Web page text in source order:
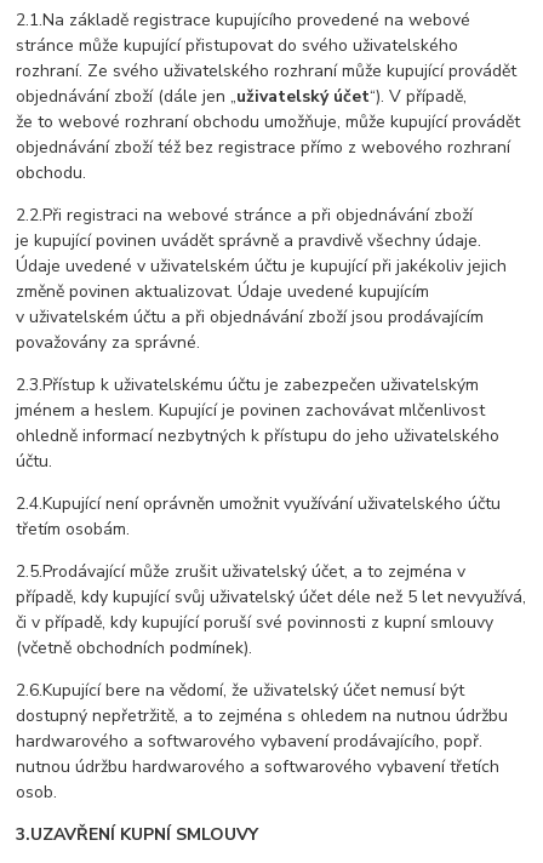
2.1.Na základě registrace kupujícího provedené na webové
stránce může kupující přistupovat do svého uživatelského
rozhraní. Ze svého uživatelského rozhraní může kupující provádět
objednávání zboží (dále jen „uživatelský účet“). V případě,
že to webové rozhraní obchodu umožňuje, může kupující provádět
objednávání zboží též bez registrace přímo z webového rozhraní
obchodu.
2.2.Při registraci na webové stránce a při objednávání zboží
je kupující povinen uvádět správně a pravdivě všechny údaje.
Údaje uvedené v uživatelském účtu je kupující při jakékoliv jejich
změně povinen aktualizovat.Údaje uvedené kupujícím
v uživatelském účtu a při objednávání zboží jsou prodávajícím
považovány za správné.
2.3.Přístup k uživatelskému účtu je zabezpečen uživatelským
jménem a heslem. Kupující je povinen zachovávat mlčenlivost
ohledně informací nezbytných k přístupu do jeho uživatelského
účtu.
2.4.Kupující není oprávněn umožnit využívání uživatelského účtu
třetím osobám.
2.5.Prodávající může zrušit uživatelský účet, a to zejména v
případě, kdy kupující svůj uživatelský účet déle než 5 let nevyužívá,
či v případě, kdy kupující poruší své povinnosti z kupní smlouvy
(včetně obchodních podmínek).
2.6.Kupující bere na vědomí, že uživatelský účet nemusí být
dostupný nepřetržitě, a to zejména s ohledem na nutnou údržbu
hardwarového a softwarového vybavení prodávajícího, popř.
nutnou údržbu hardwarového a softwarového vybavení třetích
osob.
3.UZAVŘENÍ KUPNÍ SMLOUVY